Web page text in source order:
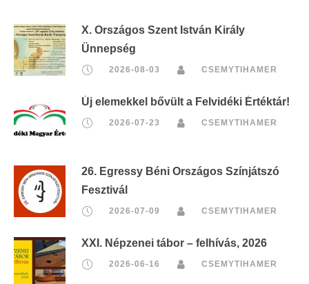
X. Országos Szent István Király
Ünnepség
2026-08-03 CSEMYTIHAMER
Új elemekkel bővült a Felvidéki Értéktár!
2026-07-23 CSEMYTIHAMER
26. Egressy Béni Országos Színjátszó
Fesztivál
2026-07-09 CSEMYTIHAMER
XXI. Népzenei tábor – felhívás, 2026
2026-06-16 CSEMYTIHAMER